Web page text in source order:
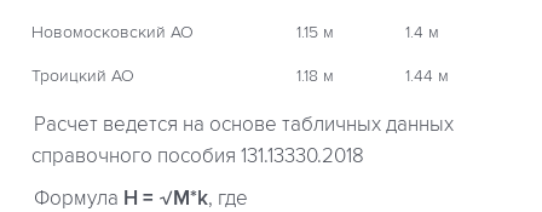
Новомосковский АО 1.15 м 1.4 м
Троицкий АО 1.18 м 1.44 м
Расчет ведется на основе табличных данных
справочного пособия 131.13330.2018
Формула H = √M*k, где